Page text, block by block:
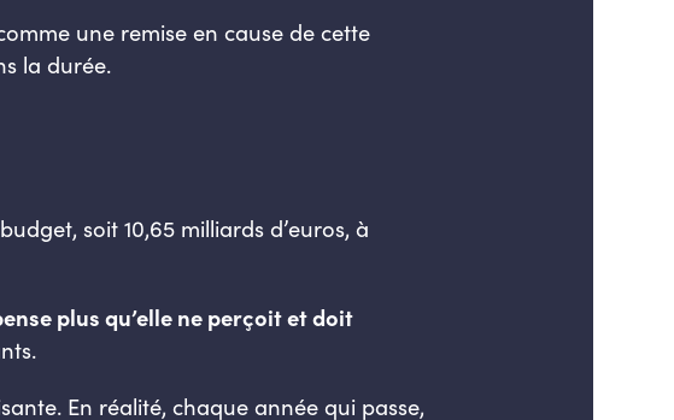
une remise en cause de cette
la durée.
soit 10,65 milliards d’euros, à
plus qu’elle ne perçoit et doit
En réalité, chaque année qui passe,